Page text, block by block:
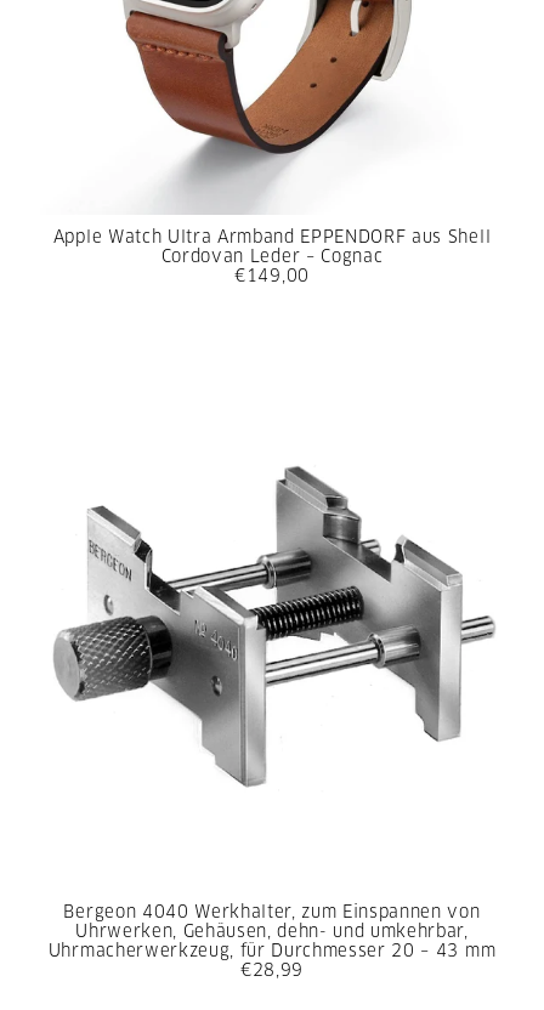
Apple Watch Ultra Armband EPPENDORF aus Shell
Cordovan Leder – Cognac
€149,00
Bergeon 4040 Werkhalter, zum Einspannen von
Uhrwerken, Gehäusen, dehn- und umkehrbar,
Uhrmacherwerkzeug, für Durchmesser 20 – 43 mm
€28,99